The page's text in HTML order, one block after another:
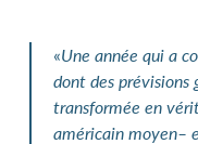
«Une année qui a
dont des prévisions
transformée en
américain moyen–